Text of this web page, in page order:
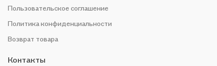
Пользовательское соглашение
Политика конфиденциальности
Возврат товара
Контакты